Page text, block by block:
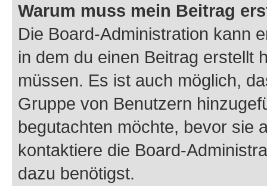
Warum muss mein Beitrag
Die Board-Administration kann
in dem du einen Beitrag erstellt
müssen. Es ist auch möglich,
Gruppe von Benutzern
begutachten möchte, bevor sie
kontaktiere die Board-
dazu benötigst.